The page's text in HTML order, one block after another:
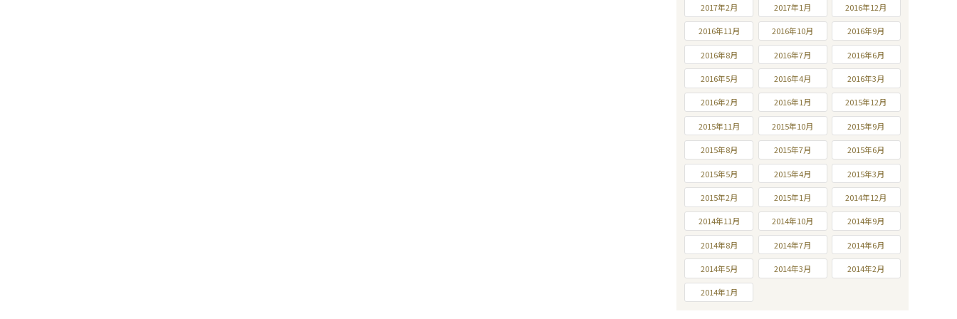
2017年2月 2017年1月 2016年12月
2016年11月 2016年10月 2016年9月
2016年8月 2016年7月 2016年6月
2016年5月 2016年4月 2016年3月
2016年2月 2016年1月 2015年12月
2015年11月 2015年10月 2015年9月
2015年8月 2015年7月 2015年6月
2015年5月 2015年4月 2015年3月
2015年2月 2015年1月 2014年12月
2014年11月 2014年10月 2014年9月
2014年8月 2014年7月 2014年6月
2014年5月 2014年3月 2014年2月
2014年1月